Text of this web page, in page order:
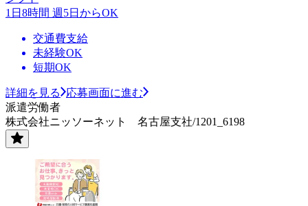
1日8時間 週5日からOK
交通費支給
未経験OK
短期OK
詳細を見る
応募画面に進む
派遣労働者
株式会社ニッソーネット 名古屋支社/1201_6198